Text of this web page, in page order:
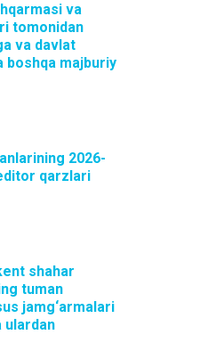
va
tomonidan
va davlat
boshqa majburiy
2026-
qarzlari
shahar
tuman
jamg‘armalari
ulardan